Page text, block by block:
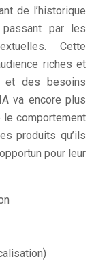
de l’historique
par les
Cette
riches et
et des besoins
va encore plus
le comportement
produits qu’ils
pour leur